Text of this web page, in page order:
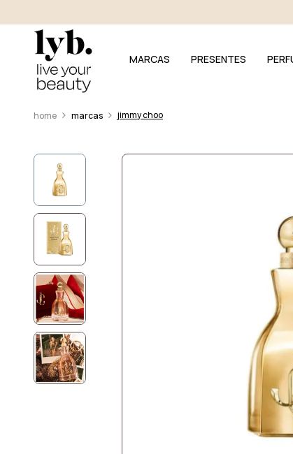
MARCAS PRESENTES
marcas jimmy choo